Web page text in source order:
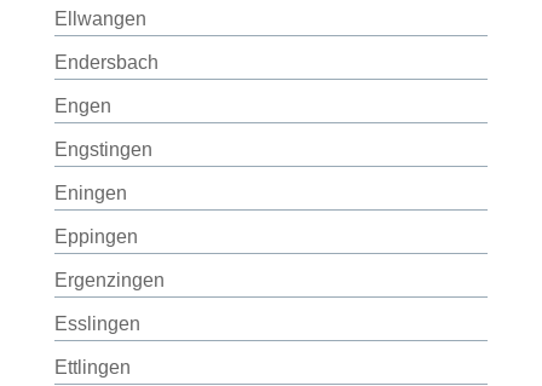
Ellwangen
Endersbach
Engen
Engstingen
Eningen
Eppingen
Ergenzingen
Esslingen
Ettlingen